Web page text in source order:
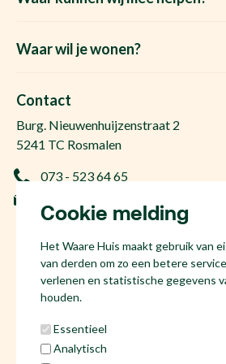
Cookie melding
Het Waare Huis maakt gebruik van
van derden om zo een betere
verlenen en statistische gegevens
houden.
Essentieel
Analytisch
Het Waare Huis zoekt
Vraag de kosten op
Ervaringen
Taxatie
Waar wil je wonen?
Makelaar Den Bosch
Huis kopen Nuland
Huis kopen Berlicum
Huis kopen Kruisstraat
Huis kopen Rosmalen
Huis verkopen Den Bosch
Contact
Burg. Nieuwenhuijzenstraat 2
5241 TC Rosmalen
073 - 523 64 65
NL81 53.60.447.B01
Social media